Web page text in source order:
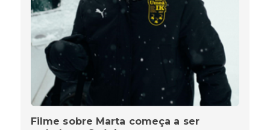
Filme sobre Marta começa a ser